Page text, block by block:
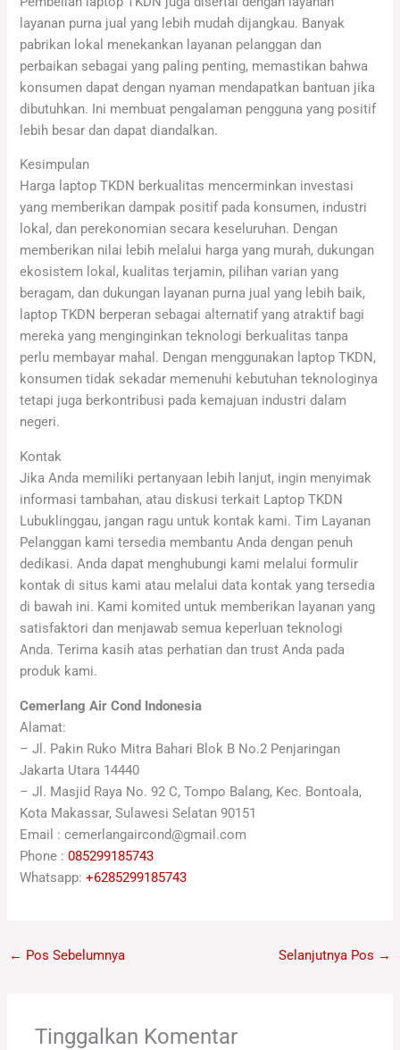
layanan purna jual yang lebih mudah dijangkau. Banyak
pabrikan lokal menekankan layanan pelanggan dan
perbaikan sebagai yang paling penting, memastikan bahwa
konsumen dapat dengan nyaman mendapatkan bantuan jika
dibutuhkan. Ini membuat pengalaman pengguna yang positif
lebih besar dan dapat diandalkan.
Kesimpulan
Harga laptop TKDN berkualitas mencerminkan investasi
yang memberikan dampak positif pada konsumen, industri
lokal, dan perekonomian secara keseluruhan. Dengan
memberikan nilai lebih melalui harga yang murah, dukungan
ekosistem lokal, kualitas terjamin, pilihan varian yang
beragam, dan dukungan layanan purna jual yang lebih baik,
laptop TKDN berperan sebagai alternatif yang atraktif bagi
mereka yang menginginkan teknologi berkualitas tanpa
perlu membayar mahal. Dengan menggunakan laptop TKDN,
konsumen tidak sekadar memenuhi kebutuhan teknologinya
tetapi juga berkontribusi pada kemajuan industri dalam
negeri.
Kontak
Jika Anda memiliki pertanyaan lebih lanjut, ingin menyimak
informasi tambahan, atau diskusi terkait Laptop TKDN
Lubuklinggau, jangan ragu untuk kontak kami. Tim Layanan
Pelanggan kami tersedia membantu Anda dengan penuh
dedikasi. Anda dapat menghubungi kami melalui formulir
kontak di situs kami atau melalui data kontak yang tersedia
di bawah ini. Kami komited untuk memberikan layanan yang
satisfaktori dan menjawab semua keperluan teknologi
Anda. Terima kasih atas perhatian dan trust Anda pada
produk kami.
Cemerlang Air Cond Indonesia
Alamat:
– Jl. Pakin Ruko Mitra Bahari Blok B No.2 Penjaringan
Jakarta Utara 14440
– Jl. Masjid Raya No. 92 C, Tompo Balang, Kec. Bontoala,
Kota Makassar, Sulawesi Selatan 90151
Email : cemerlangaircond@gmail.com
Phone :085299185743
Whatsapp:+6285299185743
← Pos Sebelumnya Selanjutnya Pos →
Tinggalkan Komentar